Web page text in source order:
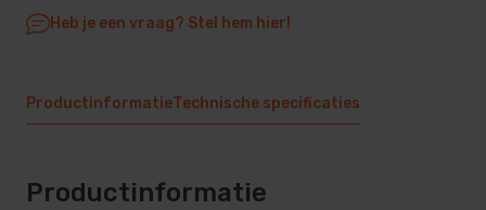
Heb je een vraag? Stel hem hier!
ProductinformatieTechnische specificaties
Productinformatie